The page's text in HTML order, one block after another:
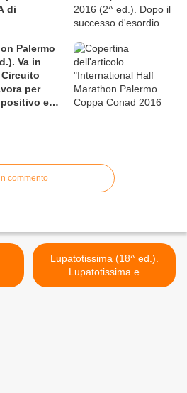
di
Palermo
Va in
per
e
commento
Lupatotissima (18^ ed.).
Lupatotissima e
StraLupatoto, insieme con